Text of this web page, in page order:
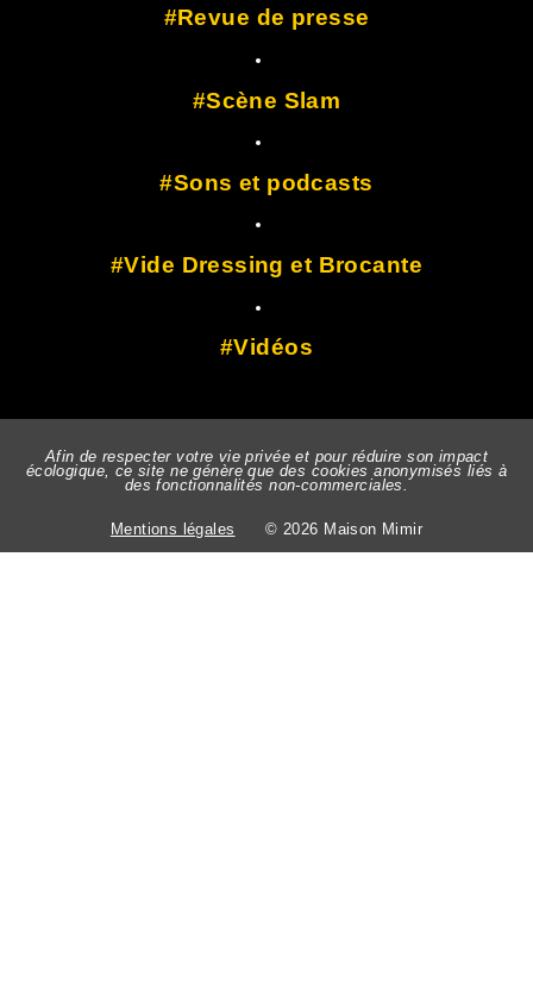
Revue de presse
Scène Slam
Sons et podcasts
Vide Dressing et Brocante
Vidéos
Afin de respecter votre vie privée et pour réduire son impact
écologique, ce site ne génère que des cookies anonymisés liés à
des fonctionnalités non-commerciales.
Mentions légales © 2026 Maison Mimir